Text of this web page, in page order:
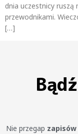
dnia uczestnicy
przewodnikami.
[…]
Nie przegap zapisów